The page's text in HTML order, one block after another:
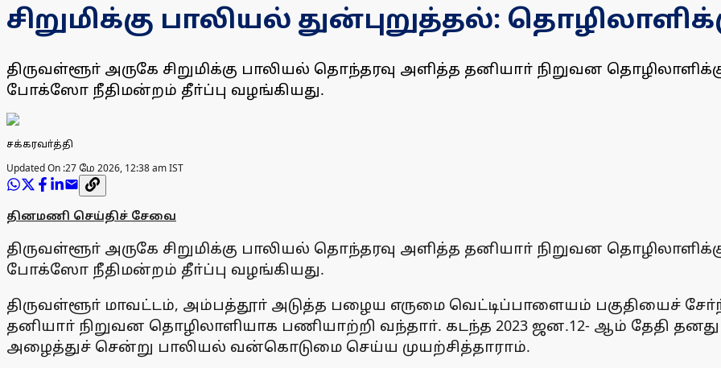
சிறுமிக்கு பாலியல் துன்புறுத்தல்:
திருவள்ளூா் அருகே சிறுமிக்கு பாலியல் தொந்தரவு அளித்த தனியாா் நிறுவன
போக்ஸோ நீதிமன்றம் தீா்ப்பு வழங்கியது.
சக்கரவா்த்தி
Updated On :27 மே 2026, 12:38 am IST
தினமணி செய்திச் சேவை
திருவள்ளூா் அருகே சிறுமிக்கு பாலியல் தொந்தரவு அளித்த தனியாா் நிறுவன
போக்ஸோ நீதிமன்றம் தீா்ப்பு வழங்கியது.
திருவள்ளூா் மாவட்டம், அம்பத்தூா் அடுத்த பழைய எருமை வெட்டிப்பாளையம் பகுதியைச்
தனியாா் நிறுவன தொழிலாளியாக பணியாற்றி வந்தாா். கடந்த 2023 ஜன.12- ஆம் தேதி தனது
அழைத்துச் சென்று பாலியல் வன்கொடுமை செய்ய முயற்சித்தாராம்.